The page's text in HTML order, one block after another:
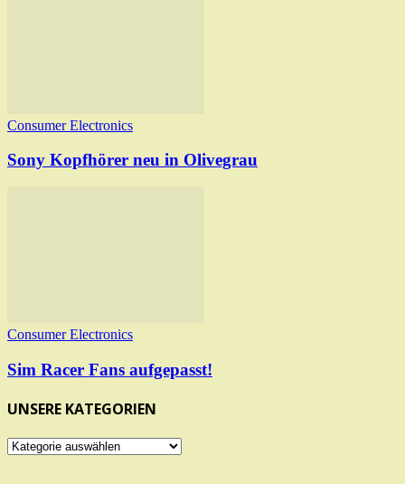
Consumer Electronics
Sony Kopfhörer neu in Olivegrau
Consumer Electronics
Sim Racer Fans aufgepasst!
UNSERE KATEGORIEN
UNSERE